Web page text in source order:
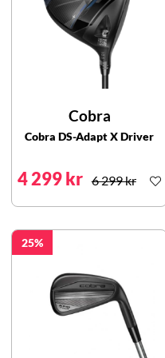
Cobra
Cobra DS-Adapt X Driver
4 299 kr 6 299 kr
25